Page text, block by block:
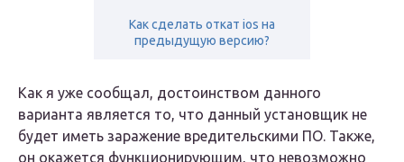
Как сделать откат ios на
предыдущую версию?
Как я уже сообщал, достоинством данного
варианта является то, что данный установщик не
будет иметь заражение вредительскими ПО. Также,
он окажется функционирующим, что невозможно